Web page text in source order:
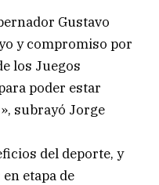
Gustavo
y compromiso por
los Juegos
poder estar
subrayó Jorge
del deporte, y
etapa de